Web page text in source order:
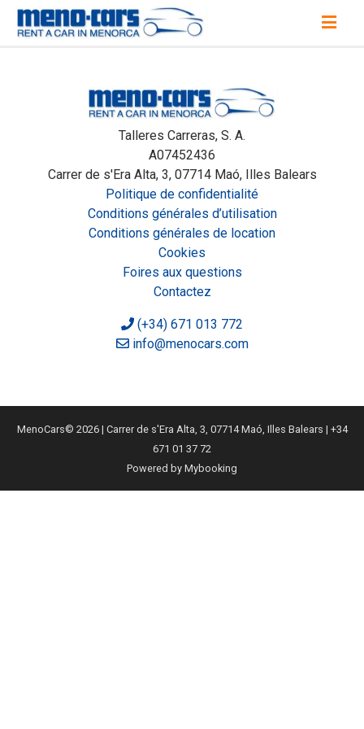
Talleres Carreras, S. A.
A07452436
Carrer de s'Era Alta, 3, 07714 Maó, Illes Balears
Politique de confidentialité
Conditions générales d’utilisation
Conditions générales de location
Cookies
Foires aux questions
Contactez
(+34) 671 013 772
info@menocars.com
MenoCars© 2026 | Carrer de s'Era Alta, 3, 07714 Maó, Illes Balears | +34
671 01 37 72
Powered by Mybooking